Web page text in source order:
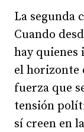
La segunda
Cuando
hay quienes
el horizonte
fuerza que
tensión
sí creen en